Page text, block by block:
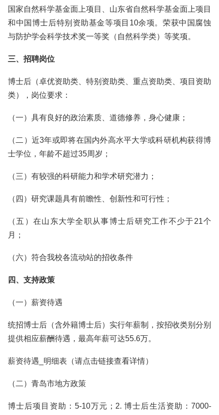
国家自然科学基金面上项目、山东省自然科学基金面上项目
和中国博士后特别资助基金等项目10余项。荣获中国腐蚀
与防护学会科学技术奖一等奖（自然科学类）等奖项。
三、招聘岗位
博士后（卓优资助类、特别资助类、重点资助类、项目资助
类），岗位要求：
（一）具有良好的政治素质、道德修养，身心健康；
（二）近3年或即将在国内外高水平大学或科研机构获得博
士学位，年龄不超过35周岁；
（三）有较强的科研能力和学术研究潜力；
（四）研究课题具有前瞻性、创新性和可行性；
（五）在山东大学全职从事博士后研究工作不少于21个
月；
（六）符合我校各流动站的招收条件
四、支持政策
（一）薪资待遇
统招博士后（含外籍博士后）实行年薪制，按招收类别分别
提供相应薪酬待遇，最高年薪可达55.6万。
薪资待遇_明细表（请点击链接查看详情）
（二）青岛市地方政策
博士后项目资助：5-10万元；2. 博士后生活资助：7000-